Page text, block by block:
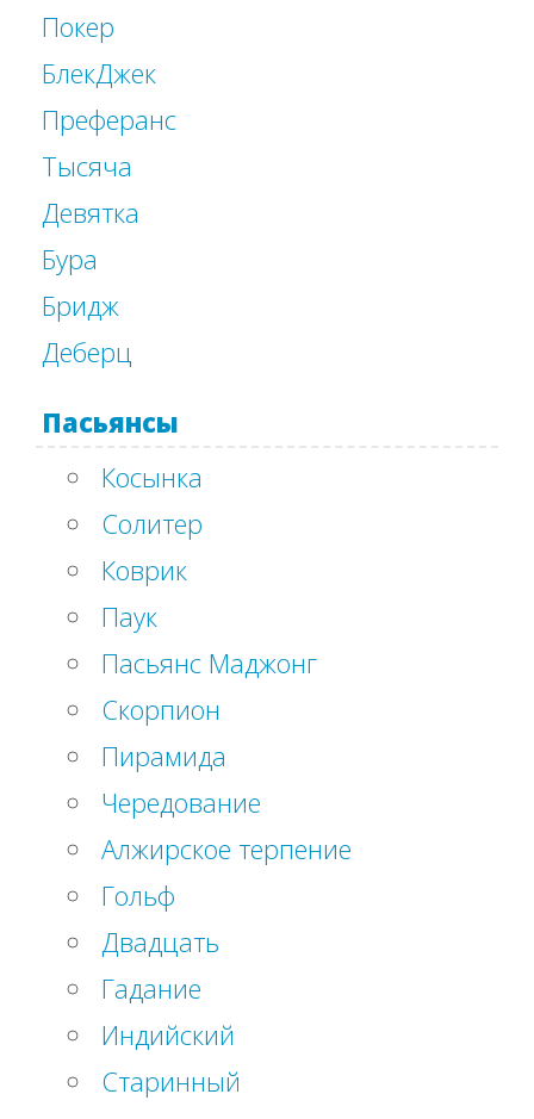
Покер
БлекДжек
Преферанс
Тысяча
Девятка
Бура
Бридж
Деберц
Пасьянсы
Косынка
Солитер
Коврик
Паук
Пасьянс Маджонг
Скорпион
Пирамида
Чередование
Алжирское терпение
Гольф
Двадцать
Гадание
Индийский
Старинный